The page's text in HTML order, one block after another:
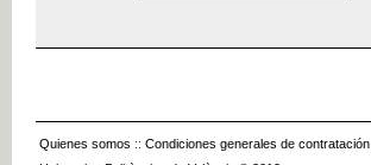
Quienes somos :: Condiciones generales de contratación